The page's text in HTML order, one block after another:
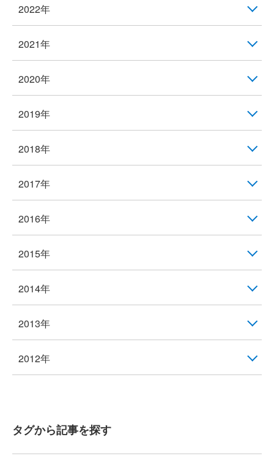
2022年
2021年
2020年
2019年
2018年
2017年
2016年
2015年
2014年
2013年
2012年
タグから記事を探す